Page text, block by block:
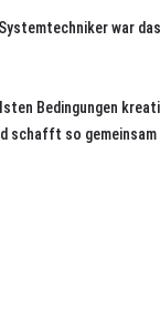
war
Bedingungen
schafft so